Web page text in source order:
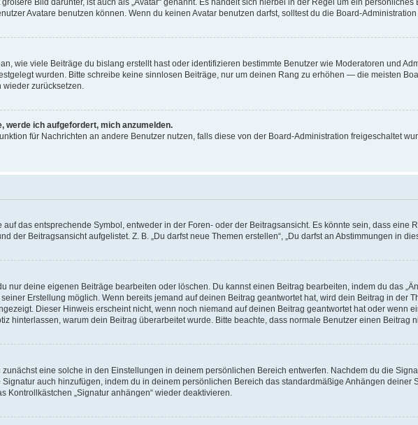
Avatare benutzen können. Wenn du keinen Avatar benutzen darfst, solltest du die Board-
wie viele Beiträge du bislang erstellt hast oder identifizieren bestimmte Benutzer wie Moderatoren und
wurden. Bitte schreibe keine sinnlosen Beiträge, nur um deinen Rang zu erhöhen — die meisten
zurücksetzen.
werde ich aufgefordert, mich anzumelden.
für Nachrichten an andere Benutzer nutzen, falls diese von der Board-Administration freigeschaltet
das entsprechende Symbol, entweder in der Foren- oder der Beitragsansicht. Es könnte sein, dass eine
der Beitragsansicht aufgelistet. Z. B. „Du darfst neue Themen erstellen“, „Du darfst an Abstimmungen in
nur deine eigenen Beiträge bearbeiten oder löschen. Du kannst einen Beitrag bearbeiten, indem du das
Erstellung möglich. Wenn bereits jemand auf deinen Beitrag geantwortet hat, wird dein Beitrag in der
Dieser Hinweis erscheint nicht, wenn noch niemand auf deinen Beitrag geantwortet hat oder wenn
hinterlassen, warum dein Beitrag überarbeitet wurde. Bitte beachte, dass normale Benutzer einen Beitrag
eine solche in den Einstellungen in deinem persönlichen Bereich entwerfen. Nachdem du die
auch hinzufügen, indem du in deinem persönlichen Bereich das standardmäßige Anhängen
Kontrollkästchen „Signatur anhängen“ wieder deaktivieren.